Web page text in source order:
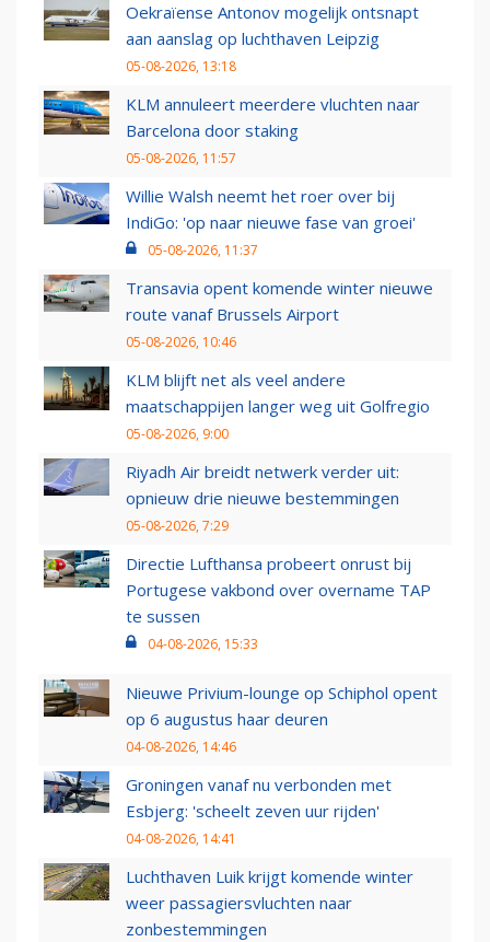
Oekraïense Antonov mogelijk ontsnapt
aan aanslag op luchthaven Leipzig
05-08-2026, 13:18
KLM annuleert meerdere vluchten naar
Barcelona door staking
05-08-2026, 11:57
Willie Walsh neemt het roer over bij
IndiGo: 'op naar nieuwe fase van groei'
05-08-2026, 11:37
Transavia opent komende winter nieuwe
route vanaf Brussels Airport
05-08-2026, 10:46
KLM blijft net als veel andere
maatschappijen langer weg uit Golfregio
05-08-2026, 9:00
Riyadh Air breidt netwerk verder uit:
opnieuw drie nieuwe bestemmingen
05-08-2026, 7:29
Directie Lufthansa probeert onrust bij
Portugese vakbond over overname TAP
te sussen
04-08-2026, 15:33
Nieuwe Privium-lounge op Schiphol opent
op 6 augustus haar deuren
04-08-2026, 14:46
Groningen vanaf nu verbonden met
Esbjerg: 'scheelt zeven uur rijden'
04-08-2026, 14:41
Luchthaven Luik krijgt komende winter
weer passagiersvluchten naar
zonbestemmingen